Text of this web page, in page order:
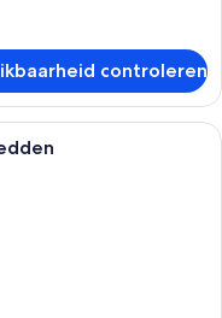
controleren
met een bed, een